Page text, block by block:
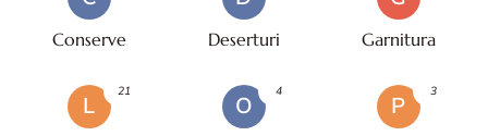
Conserve Deserturi Garnitura
L
21
O
4
P
3